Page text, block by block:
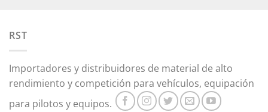
opciones
elegir
en
página
RST
Importadores y distribuidores de material de alto
rendimiento y competición para vehículos, equipación
para pilotos y equipos.